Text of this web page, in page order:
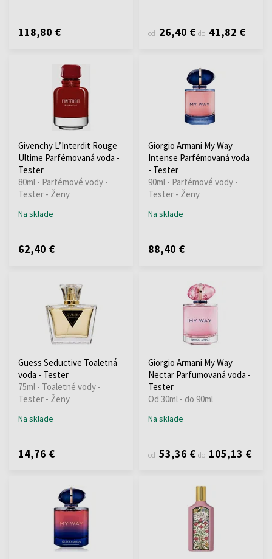
118,80 € od 26,40 € do 41,82 €
Givenchy L’Interdit Rouge
Ultime Parfémovaná voda -
Tester
80ml - Parfémové vody -
Tester - Ženy
Na sklade
62,40 €
Giorgio Armani My Way
Intense Parfémovaná voda
- Tester
90ml - Parfémové vody -
Tester - Ženy
Na sklade
88,40 €
Guess Seductive Toaletná
voda - Tester
75ml - Toaletné vody -
Tester - Ženy
Na sklade
14,76 €
Giorgio Armani My Way
Nectar Parfumovaná voda -
Tester
Od 30ml - do 90ml
Na sklade
od 53,36 € do 105,13 €